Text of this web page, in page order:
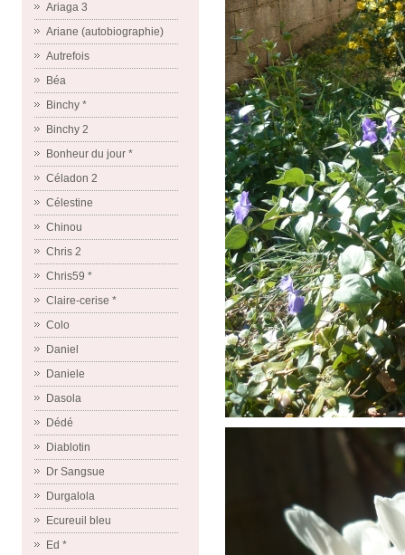
Ariaga 3
Ariane (autobiographie)
Autrefois
Béa
Binchy *
Binchy 2
Bonheur du jour *
Céladon 2
Célestine
Chinou
Chris 2
Chris59 *
Claire-cerise *
Colo
Daniel
Daniele
Dasola
Dédé
Diablotin
Dr Sangsue
Durgalola
Ecureuil bleu
Ed *